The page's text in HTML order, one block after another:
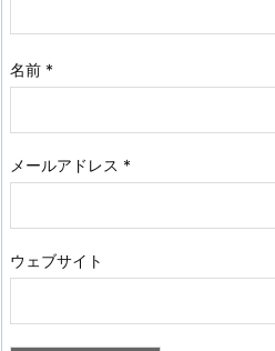
名前 *
メールアドレス *
ウェブサイト